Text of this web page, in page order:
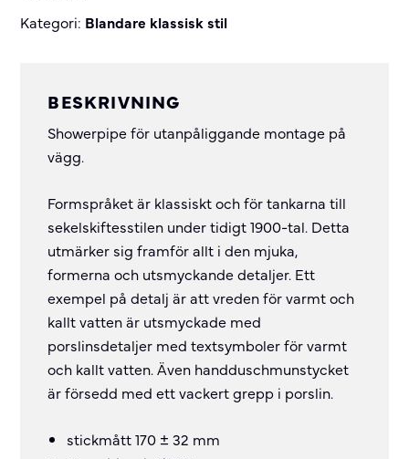
Kategori: Blandare klassisk stil
BESKRIVNING
Showerpipe för utanpåliggande montage på
vägg.
Formspråket är klassiskt och för tankarna till
sekelskiftesstilen under tidigt 1900-tal. Detta
utmärker sig framför allt i den mjuka,
formerna och utsmyckande detaljer. Ett
exempel på detalj är att vreden för varmt och
kallt vatten är utsmyckade med
porslinsdetaljer med textsymboler för varmt
och kallt vatten. Även handduschmunstycket
är försedd med ett vackert grepp i porslin.
stickmått 170 ± 32 mm